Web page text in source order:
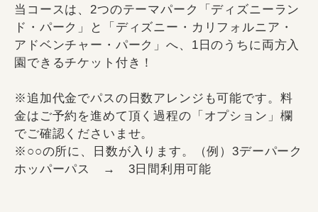
当コースは、2つのテーマパーク「ディズニーラン
ド・パーク」と「ディズニー・カリフォルニア・
アドベンチャー・パーク」へ、1日のうちに両方入
園できるチケット付き！
※追加代金でパスの日数アレンジも可能です。料
金はご予約を進めて頂く過程の「オプション」欄
でご確認くださいませ。
※○○の所に、日数が入ります。（例）3デーパーク
ホッパーパス → 3日間利用可能